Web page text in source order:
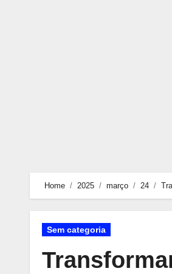
Home 2025 março 24
Sem categoria